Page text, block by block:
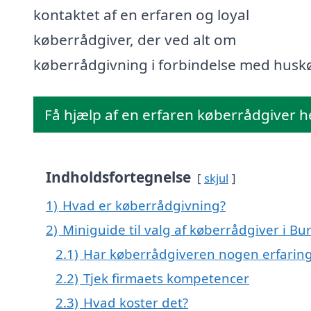
kontaktet af en erfaren og loyal
køberrådgiver, der ved alt om
køberrådgivning i forbindelse med
Få hjælp af en erfaren køberrådgiver
Indholdsfortegnelse skjul
1) Hvad er køberrådgivning?
2) Miniguide til valg af køberrådgiver i
2.1) Har køberrådgiveren nogen
2.2) Tjek firmaets kompetencer
2.3) Hvad koster det?